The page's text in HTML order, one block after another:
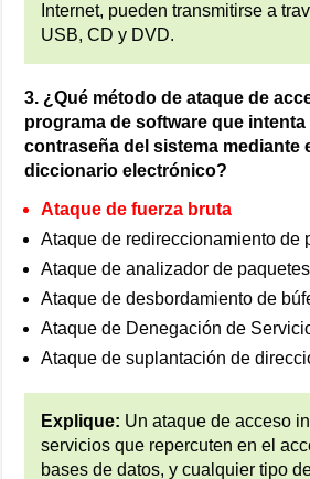
Internet, pueden transmitirse a
USB, CD y DVD.
3. ¿Qué método de ataque de
programa de software que
contraseña del sistema mediante
diccionario electrónico?
Ataque de fuerza bruta
Ataque de redireccionamiento de
Ataque de analizador de paquetes
Ataque de desbordamiento de
Ataque de Denegación de
Ataque de suplantación de
Explique: Un ataque de acceso
servicios que repercuten en el
bases de datos, y cualquier tipo